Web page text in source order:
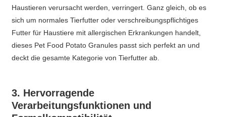
Haustieren verursacht werden, verringert. Ganz gleich, ob es
sich um normales Tierfutter oder verschreibungspflichtiges
Futter für Haustiere mit allergischen Erkrankungen handelt,
dieses Pet Food Potato Granules passt sich perfekt an und
deckt die gesamte Kategorie von Tierfutter ab.
3. Hervorragende
Verarbeitungsfunktionen und